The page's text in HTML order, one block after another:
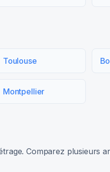
Toulouse
Montpellier
Comparez plusieurs